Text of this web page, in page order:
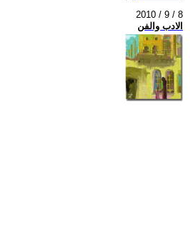
2010 / 9 / 8
الادب والفن